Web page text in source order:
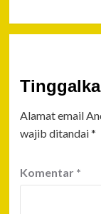
Alamat email
wajib ditandai*
Komentar *